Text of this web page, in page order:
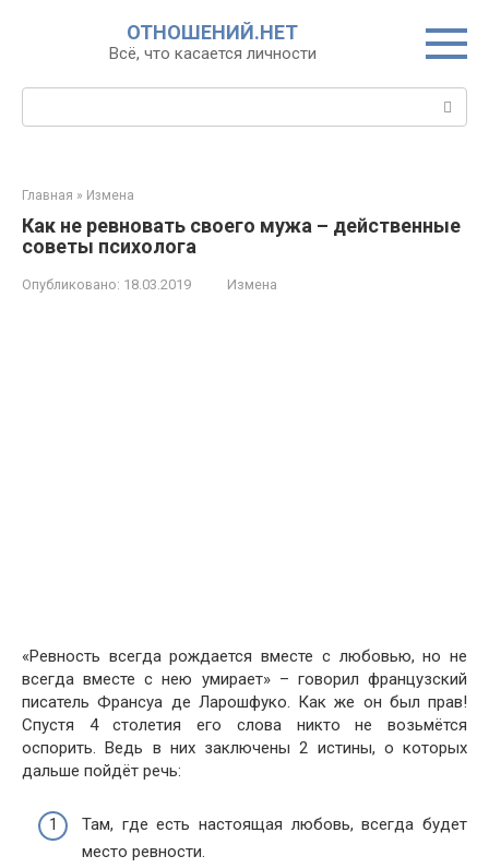
ОТНОШЕНИЙ.НЕТ
Всё, что касается личности
Поиск:
Главная » Измена
Как не ревновать своего мужа – действенные
советы психолога
Опубликовано: 18.03.2019 Измена
«Ревность всегда рождается вместе с любовью, но не
всегда вместе с нею умирает» – говорил французский
писатель Франсуа де Ларошфуко. Как же он был прав!
Спустя 4 столетия его слова никто не возьмётся
оспорить. Ведь в них заключены 2 истины, о которых
дальше пойдёт речь:
Там, где есть настоящая любовь, всегда будет
место ревности.